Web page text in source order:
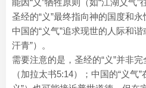
能因“义”牺牲原则（如“江湖义气”
圣经的“义”最终指向神的国度和
中国的“义气”追求现世的人际和
汗青”）。
需要注意的是，圣经的“义”并非
（加拉太书5:14）；中国的“义气